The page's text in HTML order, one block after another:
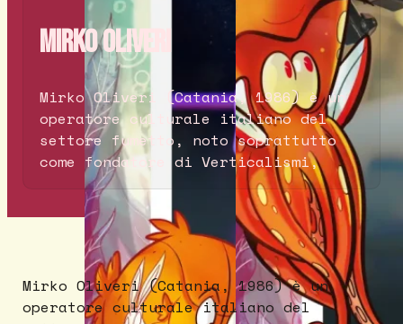
Mirko Oliveri
Mirko Oliveri (Catania, 1986) è un
operatore culturale italiano del
settore fumetto, noto soprattutto
come fondatore di Verticalismi,
Mirko Oliveri (Catania, 1986) è un
operatore culturale italiano del